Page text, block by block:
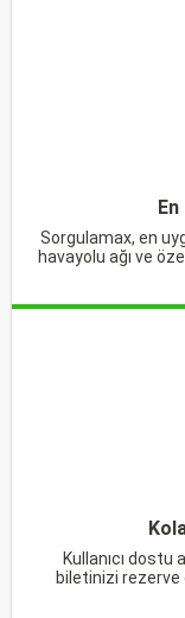
Sorgulamax, en
havayolu ağı ve
Kullanıcı dostu
biletinizi